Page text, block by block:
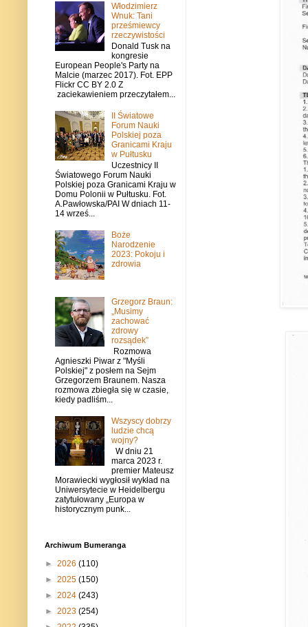
Włodzimierz
Wnuk: Tani
prześmiewcy
rzeczywistości
Donald Tusk na
kongresie
European People's Party na
Malcie (marzec 2017). Fot. EPP
Flickr CC BY 2.0 Z
zaciekawieniem przeczytałem...
II Światowe
Forum Nauki
Polskiej poza
Granicami Kraju
w Pułtusku
Uczestnicy II
Światowego Forum Nauki
Polskiej poza Granicami Kraju w
Domu Polonii w Pułtusku. Fot.
A.Pawłowska/PAI W dniach 11-
14 wrześ...
Boże
Narodzenie
2023: Pokoju i
zdrowia
Grzegorz Braun:
„Musimy
zachować
zdrowy
rozsądek”
Rozmowa
Agnieszki Piwar z "Myśli
Polskiej" z posłem na Sejm
Grzegorzem Braunem. Nasza
rozmowa zbiegła się w czasie,
kiedy padliśm...
Wszyscy dobrzy
ludzie chcą
wojny?
W dniu 21
marca 2023 r.
premier Mateusz
Morawiecki wygłosił wykład na
Uniwersytecie w Heidelbergu
zatytułowany „Europa w
historycznym punk...
Archiwum Bumeranga
► 2026 (110)
► 2025 (150)
► 2024 (243)
► 2023 (254)